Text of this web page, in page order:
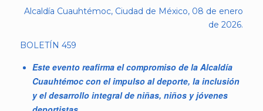
Alcaldía Cuauhtémoc, Ciudad de México, 08 de enero
de 2026.
BOLETÍN 459
Este evento reafirma el compromiso de la Alcaldía
Cuauhtémoc con el impulso al deporte, la inclusión
y el desarrollo integral de niñas, niños y jóvenes